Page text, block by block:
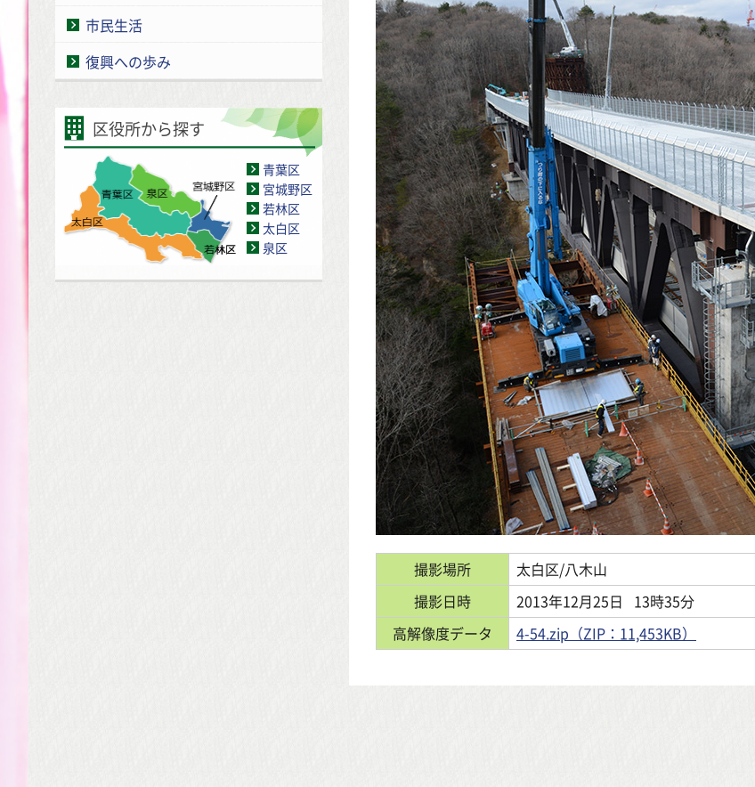
市民生活
復興への歩み
区役所から探す
青葉区
宮城野区
若林区
太白区
泉区
撮影場所
太白区/八木山
撮影日時
2013年12月25日
13時35分
高解像度データ
4-54.zip（ZIP：11,453KB）